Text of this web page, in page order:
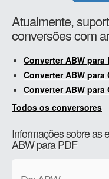
Atualmente,
conversões com
Converter ABW para
Converter ABW para
Converter ABW para
Todos os conversores
Informações sobre as
ABW para PDF